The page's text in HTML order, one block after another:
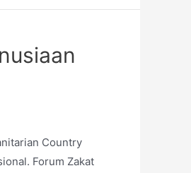
Country
Forum Zakat